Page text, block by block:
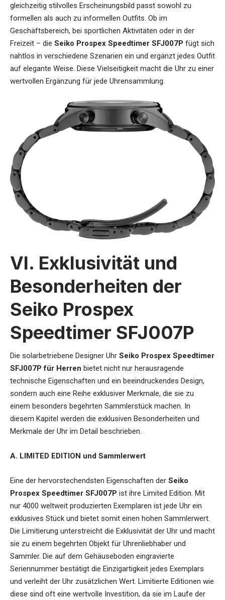
gleichzeitig stilvolles Erscheinungsbild passt sowohl zu
formellen als auch zu informellen Outfits. Ob im
Geschäftsbereich, bei sportlichen Aktivitäten oder in der
Freizeit – die Seiko Prospex Speedtimer SFJ007P fügt sich
nahtlos in verschiedene Szenarien ein und ergänzt jedes Outfit
auf elegante Weise. Diese Vielseitigkeit macht die Uhr zu einer
wertvollen Ergänzung für jede Uhrensammlung.
VI. Exklusivität und
Besonderheiten der
Seiko Prospex
Speedtimer SFJ007P
Die solarbetriebene Designer Uhr Seiko Prospex Speedtimer
SFJ007P für Herren bietet nicht nur herausragende
technische Eigenschaften und ein beeindruckendes Design,
sondern auch eine Reihe exklusiver Merkmale, die sie zu
einem besonders begehrten Sammlerstück machen. In
diesem Kapitel werden die exklusiven Besonderheiten und
Merkmale der Uhr im Detail beschrieben.
A. LIMITED EDITION und Sammlerwert
Eine der hervorstechendsten Eigenschaften der Seiko
Prospex Speedtimer SFJ007P ist ihre Limited Edition. Mit
nur 4000 weltweit produzierten Exemplaren ist jede Uhr ein
exklusives Stück und bietet somit einen hohen Sammlerwert.
Die Limitierung unterstreicht die Exklusivität der Uhr und macht
sie zu einem begehrten Objekt für Uhrenliebhaber und
Sammler. Die auf dem Gehäuseboden eingravierte
Seriennummer bestätigt die Einzigartigkeit jedes Exemplars
und verleiht der Uhr zusätzlichen Wert. Limitierte Editionen wie
diese sind oft eine wertvolle Investition, da sie im Laufe der